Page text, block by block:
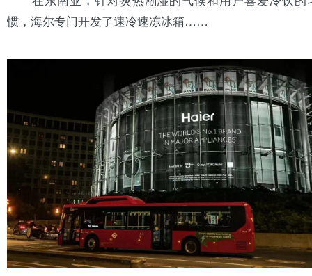
惯，海尔专门开发了速冷速冻冰箱……